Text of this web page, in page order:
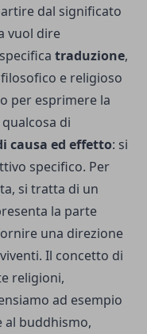
dal significato
vuol dire
traduzione,
e religioso
per esprimere la
di
causa ed effetto: si
specifico. Per
si tratta di un
la parte
una direzione
Il concetto di
religioni,
ad esempio
al buddhismo,